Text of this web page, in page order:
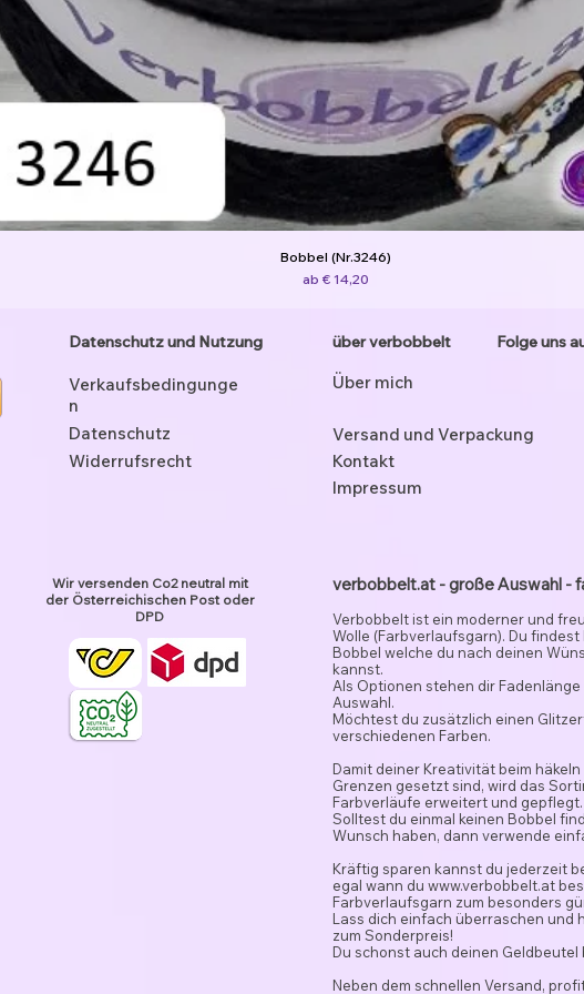
Bobbel (Nr.3246)
ab € 14,20
Sale-Preis
Datenschutz und Nutzung
Verkaufsbedingunge
n
Datenschutz
Widerrufsrecht
Wir versenden Co2 neutral mit
der Österreichischen Post oder
DPD
über verbobbelt
Über mich
Folge uns
Versand und Verpackung
Kontakt
Impressum
verbobbelt.at - große Auswahl -
Verbobbelt ist ein moderner und
Wolle (Farbverlaufsgarn). Du
Bobbel welche du nach deinen
kannst.
Als Optionen stehen dir
Auswahl.
Möchtest du zusätzlich einen
verschiedenen Farben.
Damit deiner Kreativität beim
Grenzen gesetzt sind, wird das
Farbverläufe erweitert und gepflegt.
Solltest du einmal keinen Bobbel
Wunsch haben, dann verwende
Kräftig sparen kannst du jederzeit
egal wann du www.verbobbelt.at
Farbverlaufsgarn zum besonders
Lass dich einfach überraschen und
zum Sonderpreis!
Du schonst auch deinen
Neben dem schnellen Versand,